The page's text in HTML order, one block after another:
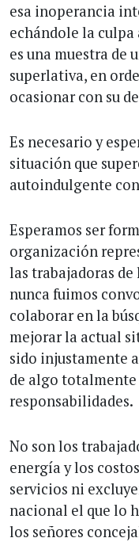
esa inoperancia
echándole la culpa
es una muestra de
superlativa, en
ocasionar con su
Es necesario y
situación que
autoindulgente
Esperamos ser
organización
las trabajadoras de
nunca fuimos
colaborar en la
mejorar la actual
sido injustamente
de algo totalmente
responsabilidades.
No son los
energía y los
servicios ni
nacional el que lo
los señores